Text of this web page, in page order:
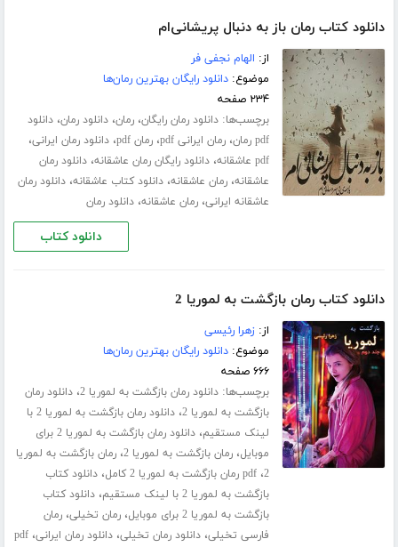
دانلود کتاب رمان باز به دنبال پریشانی‌ام
از: الهام نجفی فر
موضوع:دانلود رایگان بهترین رمان‌ها
۲۳۴ صفحه
برچسب‌ها:دانلود رمان رایگان،رمان،دانلود رمان،دانلود
pdf رمان
،رمان ایرانی pdf ،رمان pdf ،دانلود رمان ایرانی،
pdf عاشقانه ،دانلود رایگان رمان عاشقانه،دانلود رمان
عاشقانه،رمان عاشقانه،دانلود کتاب عاشقانه،دانلود رمان
عاشقانه ایرانی،رمان عاشقانه،دانلود رمان
دانلود کتاب
دانلود کتاب رمان بازگشت به لموریا 2
از:زهرا رئیسی
موضوع:دانلود رایگان بهترین رمان‌ها
۶۶۶ صفحه
برچسب‌ها:دانلود رمان بازگشت به لموریا 2 ،دانلود رمان
بازگشت به لموریا 2 ،
دانلود رمان بازگشت به لموریا 2 با
لینک مستقیم،
دانلود رمان بازگشت به لموریا 2 برای
موبایل،رمان بازگشت به لموریا 2 ،رمان بازگشت به لموریا
2،pdf رمان بازگشت به لموریا 2 کامل ،دانلود کتاب
بازگشت به لموریا 2 با لینک مستقیم
،دانلود کتاب
بازگشت به لموریا 2 برای موبایل
،رمان تخیلی،رمان
فارسی تخیلی،دانلود رمان تخیلی،دانلود رمان ایرانی،pdf